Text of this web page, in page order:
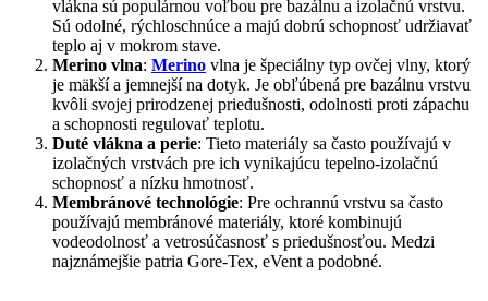
vlákna sú populárnou voľbou pre bazálnu a izolačnú vrstvu.
Sú odolné, rýchloschnúce a majú dobrú schopnosť udržiavať
teplo aj v mokrom stave.
Merino vlna: Merino vlna je špeciálny typ ovčej vlny, ktorý
je mäkší a jemnejší na dotyk. Je obľúbená pre bazálnu vrstvu
kvôli svojej prirodzenej priedušnosti, odolnosti proti zápachu
a schopnosti regulovať teplotu.
Duté vlákna a perie: Tieto materiály sa často používajú v
izolačných vrstvách pre ich vynikajúcu tepelno-izolačnú
schopnosť a nízku hmotnosť.
Membránové technológie: Pre ochrannú vrstvu sa často
používajú membránové materiály, ktoré kombinujú
vodeodolnosť a vetrosúčasnosť s priedušnosťou. Medzi
najznámejšie patria Gore-Tex, eVent a podobné.